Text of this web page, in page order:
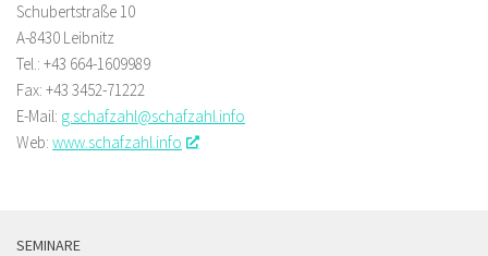
Schubertstraße 10
A-8430 Leibnitz
Tel.: +43 664-1609989
Fax: +43 3452-71222
E-Mail: g.schafzahl@schafzahl.info
Web: www.schafzahl.info
SEMINARE